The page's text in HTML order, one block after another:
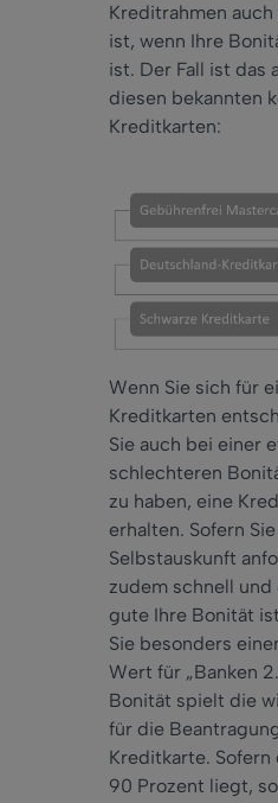
Kreditrahmen
ist, wenn Ihre
ist. Der Fall ist das
diesen bekannten
Kreditkarten:
Wenn Sie sich für
Kreditkarten
Sie auch bei einer
schlechteren
zu haben, eine
erhalten. Sofern
Selbstauskunft
zudem schnell und
gute Ihre Bonität
Sie besonders
Wert für „Banken
Bonität spielt die
für die
Kreditkarte.
90 Prozent liegt,